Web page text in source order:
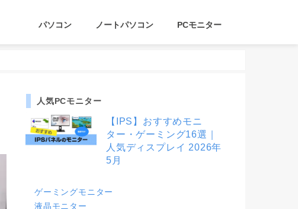
パソコン ノートパソコン PCモニター
人気PCモニター
【IPS】おすすめモニ
ター・ゲーミング16選｜
人気ディスプレイ 2026年
5月
ゲーミングモニター
液晶モニター